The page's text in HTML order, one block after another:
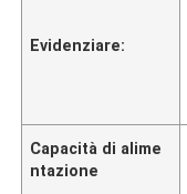
Evidenziare:
Capacità di alime
ntazione